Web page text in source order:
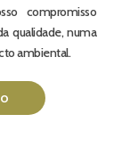
compromisso
qualidade, numa
ambiental.